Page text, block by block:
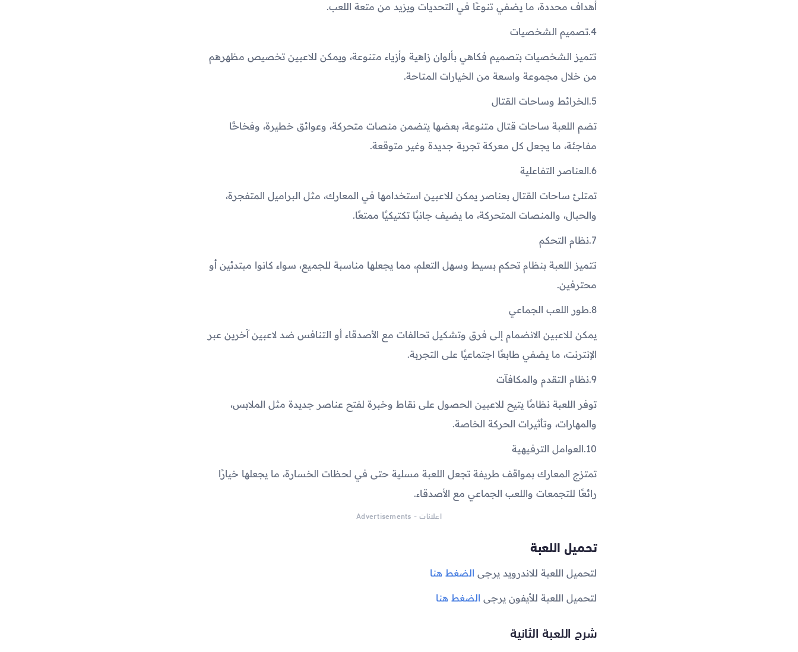
أهداف محددة، ما يضفي تنوعًا في التحديات ويزيد من متعة اللعب.
4. تصميم الشخصيات
تتميز الشخصيات بتصميم فكاهي بألوان زاهية وأزياء متنوعة، ويمكن للاعبين تخصيص مظهرهم
من خلال مجموعة واسعة من الخيارات المتاحة.
5. الخرائط وساحات القتال
تضم اللعبة ساحات قتال متنوعة، بعضها يتضمن منصات متحركة، وعوائق خطيرة، وفخاخًا
مفاجئة، ما يجعل كل معركة تجربة جديدة وغير متوقعة.
6. العناصر التفاعلية
تمتلئ ساحات القتال بعناصر يمكن للاعبين استخدامها في المعارك، مثل البراميل المتفجرة،
والحبال، والمنصات المتحركة، ما يضيف جانبًا تكتيكيًا ممتعًا.
7. نظام التحكم
تتميز اللعبة بنظام تحكم بسيط وسهل التعلم، مما يجعلها مناسبة للجميع، سواء كانوا مبتدئين أو
محترفين.
8. طور اللعب الجماعي
يمكن للاعبين الانضمام إلى فرق وتشكيل تحالفات مع الأصدقاء أو التنافس ضد لاعبين آخرين عبر
الإنترنت، ما يضفي طابعًا اجتماعيًا على التجربة.
9. نظام التقدم والمكافآت
توفر اللعبة نظامًا يتيح للاعبين الحصول على نقاط وخبرة لفتح عناصر جديدة مثل الملابس،
والمهارات، وتأثيرات الحركة الخاصة.
10. العوامل الترفيهية
تمتزج المعارك بمواقف طريفة تجعل اللعبة مسلية حتى في لحظات الخسارة، ما يجعلها خيارًا
رائعًا للتجمعات واللعب الجماعي مع الأصدقاء.
اعلانات - Advertisements
تحميل اللعبة
لتحميل اللعبة للاندرويد يرجى الضغط هنا
لتحميل اللعبة للأيفون يرجى الضغط هنا
شرح اللعبة الثانية